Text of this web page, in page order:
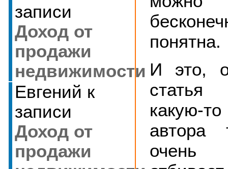
записи
Доход от
продажи
недвижимости
Евгений к
записи
Доход от
продажи
понятна.
И это,
статья
какую-
автора